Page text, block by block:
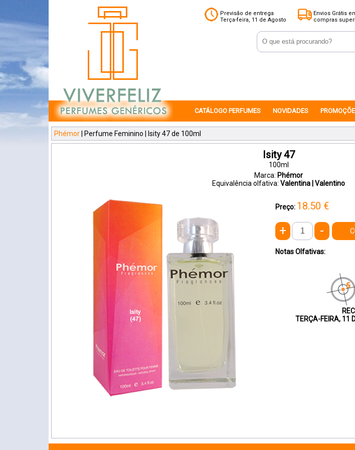
Previsão de entrega
Terça-feira, 11 de Agosto
Envios Grátis
compras
CATÁLOGO PERFUMES NOVIDADES
Phémor | Perfume Feminino | Isity 47 de 100ml
Isity 47
100ml
Marca: Phémor
Equivalência olfativa: Valentina | Valentino
Preço: 18.50 €
+ -
Notas Olfativas:
TERÇA-FEIRA, 11